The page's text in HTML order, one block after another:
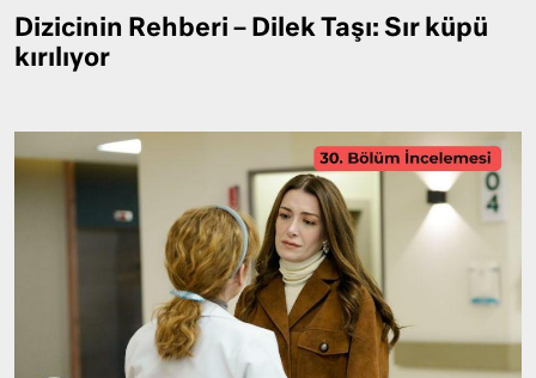
Dizicinin Rehberi – Dilek Taşı: Sır küpü
kırılıyor